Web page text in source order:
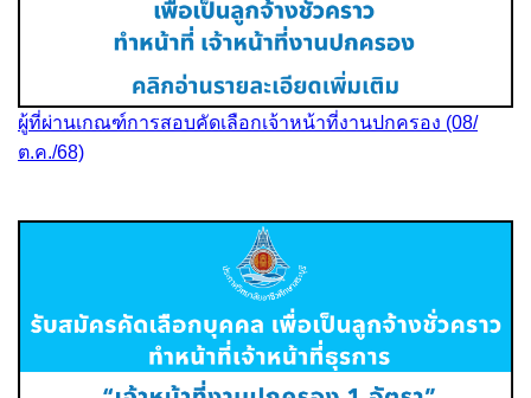
ผู้ที่ผ่านเกณฑ์การสอบคัดเลือกเจ้าหน้าที่งานปกครอง (08/
ต.ค./68)